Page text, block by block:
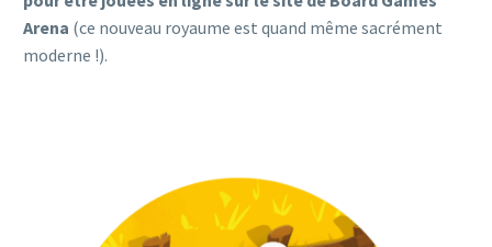
Arena (ce nouveau royaume est quand même sacrément
moderne !).